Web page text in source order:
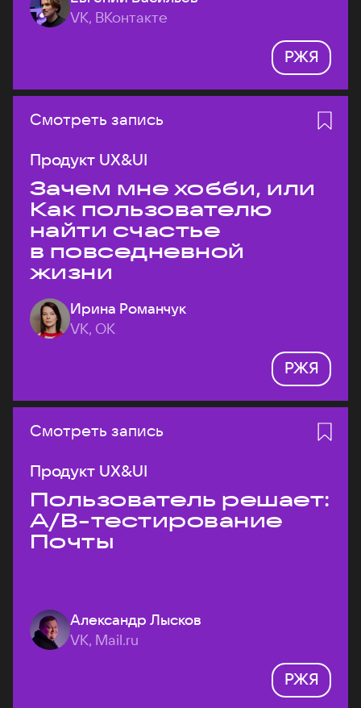
VK, ВКонтакте
РЖЯ
Смотреть запись
Продукт UX&UI
Зачем мне хобби, или
Как пользователю
найти счастье
в повседневной
жизни
Ирина Романчук
VK, ОК
РЖЯ
Смотреть запись
Продукт UX&UI
Пользователь решает:
A/B-тестирование
Почты
Александр Лысков
VK, Mail.ru
РЖЯ